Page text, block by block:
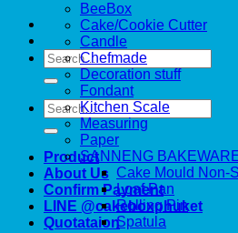
Search
for:
Search
for:
Product
About Us
Confirm Payment
LINE @cakeboxphuket
Quotataion
BeeBox
Cake/Cookie Cutter
Candle
Chefmade
Decoration stuff
Fondant
Kitchen Scale
Measuring
Paper
SANNENG
Cake Mould Non-
Loaf Pan
Rolling Pin
Spatula